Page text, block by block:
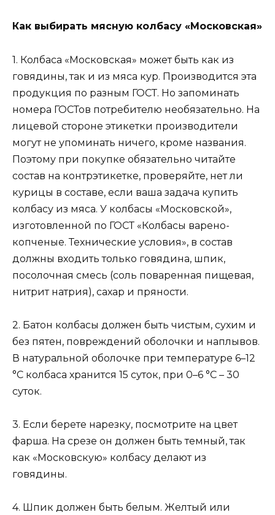
Как выбирать мясную колбасу «Московская»
1. Колбаса «Московская» может быть как из
говядины, так и из мяса кур. Производится эта
продукция по разным ГОСТ. Но запоминать
номера ГОСТов потребителю необязательно. На
лицевой стороне этикетки производители
могут не упоминать ничего, кроме названия.
Поэтому при покупке обязательно читайте
состав на контрэтикетке, проверяйте, нет ли
курицы в составе, если ваша задача купить
колбасу из мяса. У колбасы «Московской»,
изготовленной по ГОСТ «Колбасы варено-
копченые. Технические условия», в состав
должны входить только говядина, шпик,
посолочная смесь (соль поваренная пищевая,
нитрит натрия), сахар и пряности.
2. Батон колбасы должен быть чистым, сухим и
без пятен, повреждений оболочки и наплывов.
В натуральной оболочке при температуре 6–12
°С колбаса хранится 15 суток, при 0–6 °С – 30
суток.
3. Если берете нарезку, посмотрите на цвет
фарша. На срезе он должен быть темный, так
как «Московскую» колбасу делают из
говядины.
4. Шпик должен быть белым. Желтый или